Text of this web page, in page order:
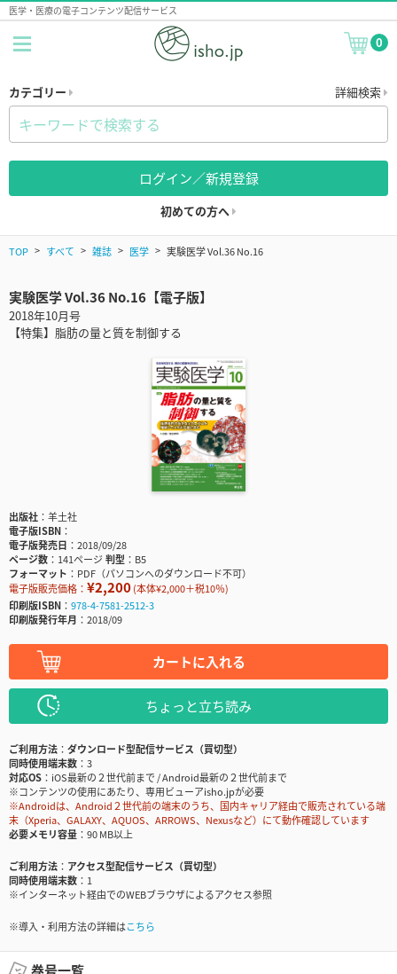
医学・医療の電子コンテンツ配信サービス
0
カテゴリー 詳細検索
ログイン／新規登録
初めての方へ
TOP すべて 雑誌 医学 実験医学 Vol.36 No.16
実験医学 Vol.36 No.16【電子版】
2018年10月号
【特集】脂肪の量と質を制御する
出版社
羊土社
電子版ISBN
電子版発売日
2018/09/28
ページ数
141ページ判型
B5
フォーマット
PDF（パソコンへのダウンロード不可）
電子版販売価格： ¥2,200(本体¥2,000＋税10％)
印刷版ISBN
978-4-7581-2512-3
印刷版発行年月
2018/09
カートに入れる
ちょっと立ち読み
ご利用方法
ダウンロード型配信サービス（買切型）
同時使用端末数
3
対応OS
iOS最新の２世代前まで / Android最新の２世代前まで
※コンテンツの使用にあたり、専用ビューアisho.jpが必要
※Androidは、Android２世代前の端末のうち、国内キャリア経由で販売されている端
末（Xperia、GALAXY、AQUOS、ARROWS、Nexusなど）にて動作確認しています
必要メモリ容量
90 MB以上
ご利用方法
アクセス型配信サービス（買切型）
同時使用端末数
1
※インターネット経由でのWEBブラウザによるアクセス参照
※導入・利用方法の詳細はこちら
巻号一覧